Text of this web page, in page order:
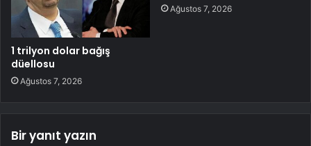
1 trilyon dolar bağış
düellosu
Ağustos 7, 2026
Ağustos 7, 2026
Bir yanıt yazın